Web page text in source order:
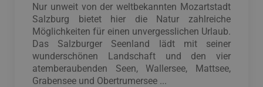
Nur unweit von der weltbekannten Mozartstadt
Salzburg bietet hier die Natur zahlreiche
Möglichkeiten für einen unvergesslichen Urlaub.
Das Salzburger Seenland lädt mit seiner
wunderschönen Landschaft und den vier
atemberaubenden Seen, Wallersee, Mattsee,
Grabensee und Obertrumersee ...